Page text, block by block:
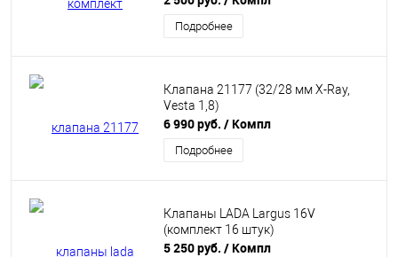
Подробнее
Клапана 21177 (32/28 мм X-Ray,
Vesta 1,8)
6 990 руб. / Компл
Подробнее
Клапаны LADA Largus 16V
(комплект 16 штук)
5 250 руб. / Компл